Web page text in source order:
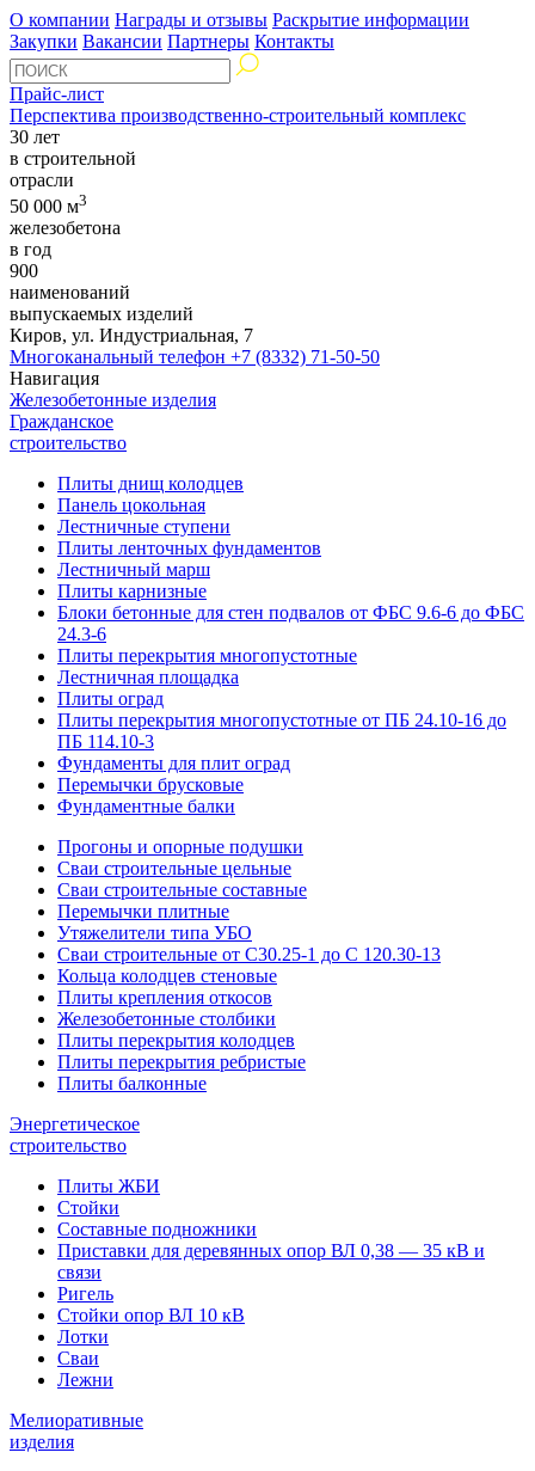
О компании Награды и отзывы Раскрытие информации
Закупки Вакансии Партнеры Контакты
Прайс-лист
Перспектива производственно-строительный комплекс
30 лет
в строительной
отрасли
50 000 м3
железобетона
в год
900
наименований
выпускаемых изделий
Киров, ул. Индустриальная, 7
Многоканальный телефон +7 (8332) 71-50-50
Навигация
Железобетонные изделия
Гражданское
строительство
Плиты днищ колодцев
Панель цокольная
Лестничные ступени
Плиты ленточных фундаментов
Лестничный марш
Плиты карнизные
Блоки бетонные для стен подвалов от ФБС 9.6-6 до ФБС
24.3-6
Плиты перекрытия многопустотные
Лестничная площадка
Плиты оград
Плиты перекрытия многопустотные от ПБ 24.10-16 до
ПБ 114.10-3
Фундаменты для плит оград
Перемычки брусковые
Фундаментные балки
Прогоны и опорные подушки
Сваи строительные цельные
Сваи строительные составные
Перемычки плитные
Утяжелители типа УБО
Сваи строительные от С30.25-1 до С 120.30-13
Кольца колодцев стеновые
Плиты крепления откосов
Железобетонные столбики
Плиты перекрытия колодцев
Плиты перекрытия ребристые
Плиты балконные
Энергетическое
строительство
Плиты ЖБИ
Стойки
Составные подножники
Приставки для деревянных опор ВЛ 0,38 — 35 кВ и
связи
Ригель
Стойки опор ВЛ 10 кВ
Лотки
Сваи
Лежни
Мелиоративные
изделия